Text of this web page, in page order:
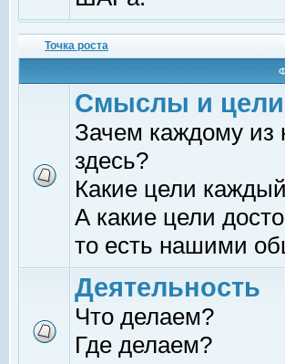
Точка роста
Смыслы и цели
Зачем каждому из
здесь?
Какие цели
А какие цели
то есть нашими
Деятельность
Что делаем?
Где делаем?